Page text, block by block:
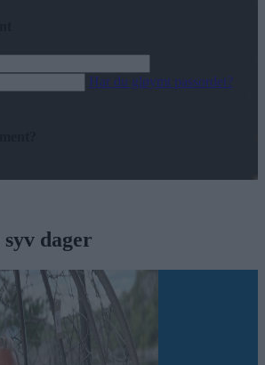
Har du gløymt passordet?
dager